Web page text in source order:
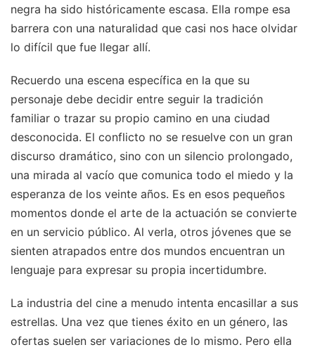
negra ha sido históricamente escasa. Ella rompe esa
barrera con una naturalidad que casi nos hace olvidar
lo difícil que fue llegar allí.
Recuerdo una escena específica en la que su
personaje debe decidir entre seguir la tradición
familiar o trazar su propio camino en una ciudad
desconocida. El conflicto no se resuelve con un gran
discurso dramático, sino con un silencio prolongado,
una mirada al vacío que comunica todo el miedo y la
esperanza de los veinte años. Es en esos pequeños
momentos donde el arte de la actuación se convierte
en un servicio público. Al verla, otros jóvenes que se
sienten atrapados entre dos mundos encuentran un
lenguaje para expresar su propia incertidumbre.
La industria del cine a menudo intenta encasillar a sus
estrellas. Una vez que tienes éxito en un género, las
ofertas suelen ser variaciones de lo mismo. Pero ella